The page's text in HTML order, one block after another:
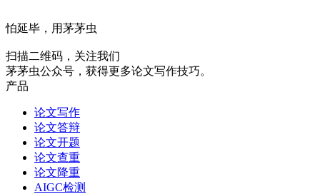
怕延毕，用茅茅虫
扫描二维码，关注我们
茅茅虫公众号，获得更多论文写作技巧。
产品
论文写作
论文答辩
论文开题
论文查重
论文降重
AIGC检测